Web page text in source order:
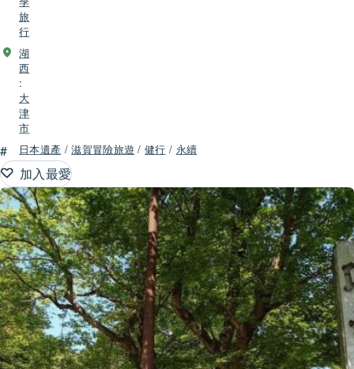
旅
行
湖
西
:
大
津
市
# 日本遺產 /滋賀冒險旅遊 /健行 / 永續
加入最愛